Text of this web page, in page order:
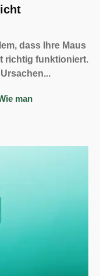
dass Ihre Maus
richtig funktioniert.
man